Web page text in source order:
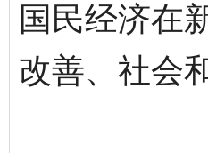
国民经济在
改善、社会